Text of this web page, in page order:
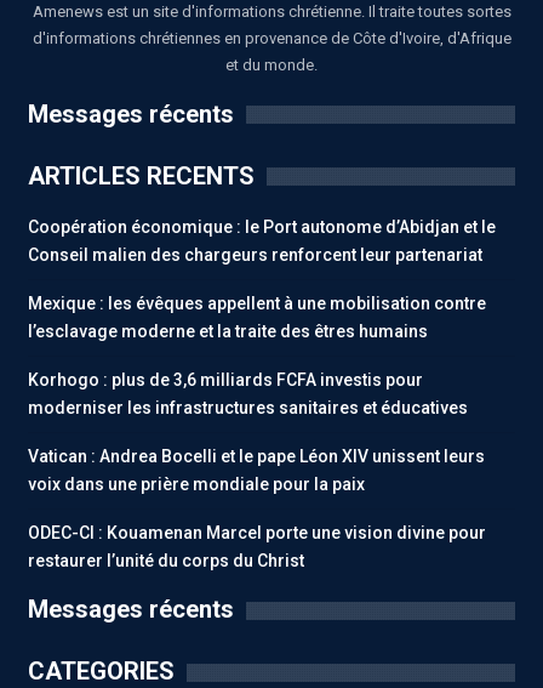
Amenews est un site d'informations chrétienne. Il traite toutes sortes
d'informations chrétiennes en provenance de Côte d'Ivoire, d'Afrique
et du monde.
Messages récents
ARTICLES RECENTS
Coopération économique : le Port autonome d’Abidjan et le
Conseil malien des chargeurs renforcent leur partenariat
Mexique : les évêques appellent à une mobilisation contre
l’esclavage moderne et la traite des êtres humains
Korhogo : plus de 3,6 milliards FCFA investis pour
moderniser les infrastructures sanitaires et éducatives
Vatican : Andrea Bocelli et le pape Léon XIV unissent leurs
voix dans une prière mondiale pour la paix
ODEC-CI : Kouamenan Marcel porte une vision divine pour
restaurer l’unité du corps du Christ
Messages récents
CATEGORIES